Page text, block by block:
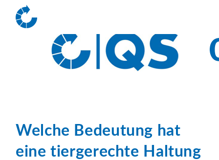
Welche Bedeutung hat
eine tiergerechte Haltung